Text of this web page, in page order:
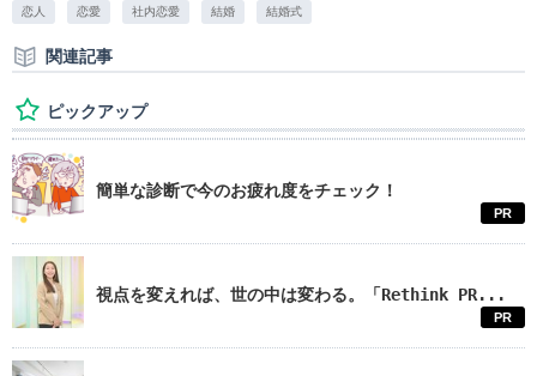
恋人 恋愛 社内恋愛 結婚 結婚式
関連記事
ピックアップ
簡単な診断で今のお疲れ度をチェック！
PR
視点を変えれば、世の中は変わる。「Rethink PR...
PR